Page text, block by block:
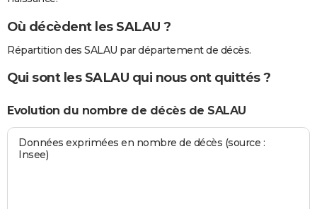
Bricolage
Lifestyle
Culture
Sport
Auto
Television
Voyage
Cinema
Où décèdent les SALAU ?
Répartition des SALAU par département de décès.
Qui sont les SALAU qui nous ont quittés ?
Evolution du nombre de décès de SALAU
Données exprimées en nombre de décès (source :
Insee)